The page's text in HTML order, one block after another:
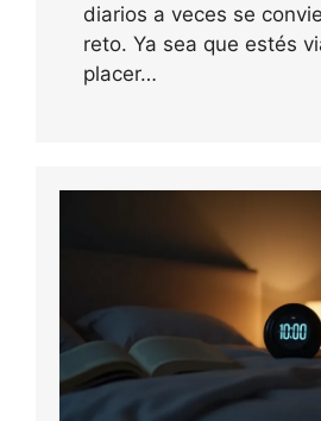
diarios a veces se
reto. Ya sea que estés
placer…